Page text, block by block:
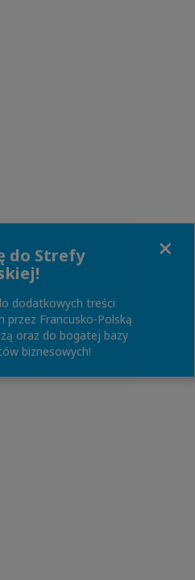
do Strefy
dodatkowych treści
przez Francusko-Polską
oraz do bogatej bazy
biznesowych!